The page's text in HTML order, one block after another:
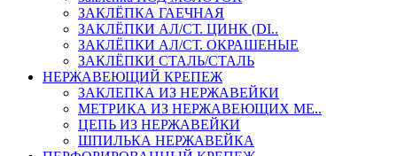
ЗАКЛЁПКА ГАЕЧНАЯ
ЗАКЛЁПКИ АЛ/СТ. ЦИНК (DI..
ЗАКЛЁПКИ АЛ/СТ. ОКРАШЕНЫЕ
ЗАКЛЁПКИ СТАЛЬ/СТАЛЬ
НЕРЖАВЕЮЩИЙ КРЕПЕЖ
ЗАКЛЕПКА ИЗ НЕРЖАВЕЙКИ
МЕТРИКА ИЗ НЕРЖАВЕЮЩИХ МЕ..
ЦЕПЬ ИЗ НЕРЖАВЕЙКИ
ШПИЛЬКА НЕРЖАВЕЙКА